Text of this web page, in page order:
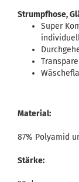
Strumpfhose,
Super
Material:
87% Polyamid
Stärke: